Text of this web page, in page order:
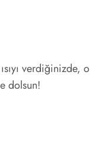
verdiğinizde, o
dolsun!